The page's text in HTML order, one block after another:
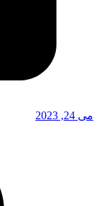
می 24, 2023